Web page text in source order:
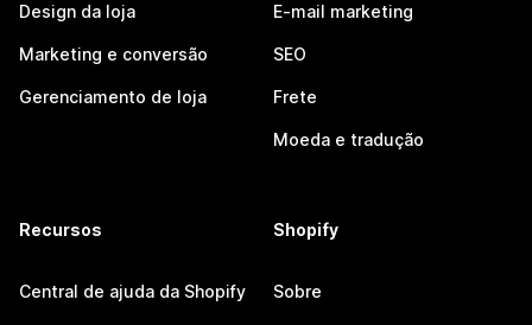
Design da loja
Marketing e conversão
Gerenciamento de loja
E-mail marketing
SEO
Frete
Moeda e tradução
Recursos
Central de ajuda da Shopify
Shopify
Sobre